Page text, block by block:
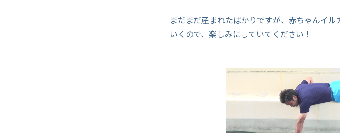
まだまだ産まれたばかりですが、赤ちゃんイ
いくので、楽しみにしていてください！